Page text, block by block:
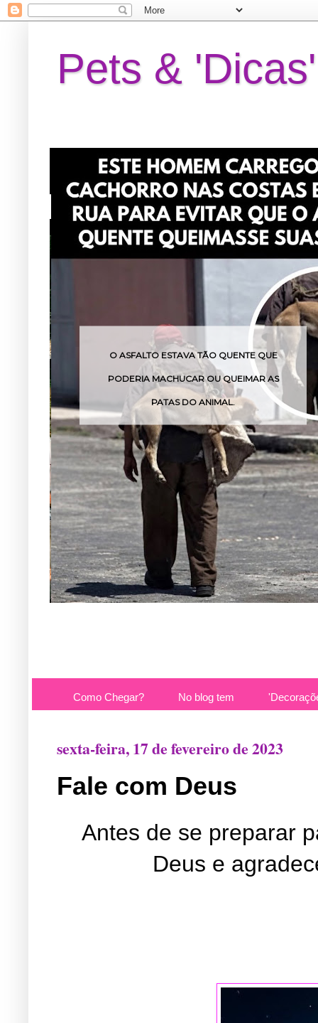
Pets & 'Dicas'
ESTAVA TÃO QUENTE QUE
OU QUEIMAR AS
DO ANIMAL.
O VENENO
Como Chegar? No blog tem
sexta-feira, 17 de fevereiro de 2023
Fale com Deus
Antes de se preparar
Deus e